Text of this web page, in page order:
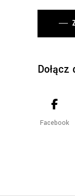
Dołącz
Facebook